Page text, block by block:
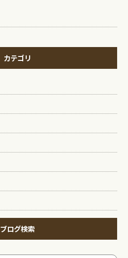
カテゴリ
ブログ検索